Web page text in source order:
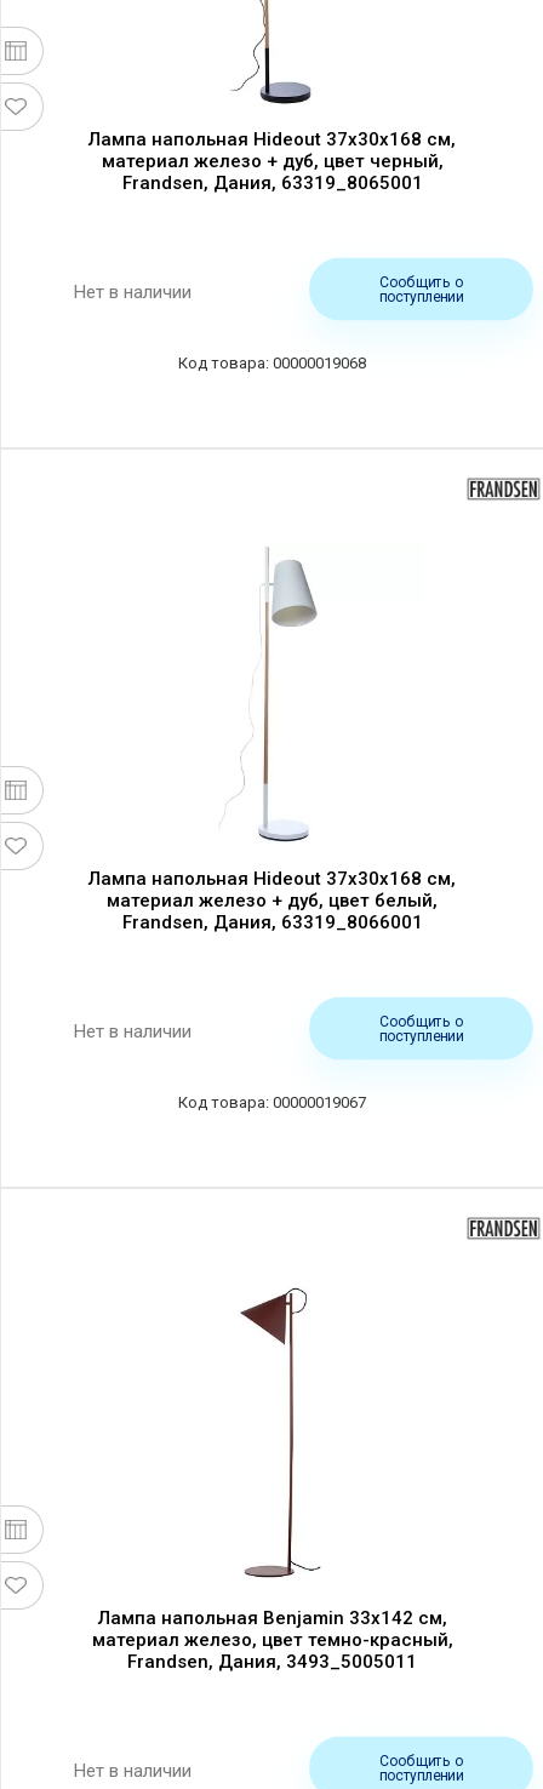
Лампа напольная Hideout 37x30x168 см,
материал железо + дуб, цвет черный,
Frandsen, Дания, 63319_8065001
Нет в наличии
Сообщить о
поступлении
00000019068
Лампа напольная Hideout 37x30x168 см,
материал железо + дуб, цвет белый,
Frandsen, Дания, 63319_8066001
Нет в наличии
Сообщить о
поступлении
00000019067
Лампа напольная Benjamin 33x142 см,
материал железо, цвет темно-красный,
Frandsen, Дания, 3493_5005011
Нет в наличии
Сообщить о
поступлении